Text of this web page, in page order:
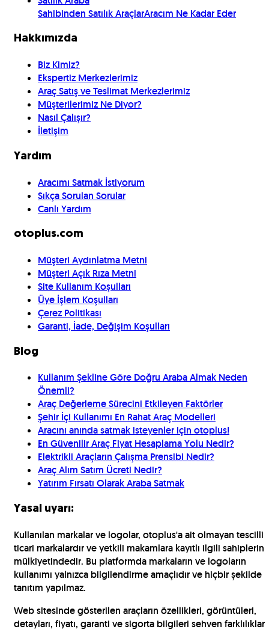
Sahibinden Satılık AraçlarAracım Ne Kadar Eder
Hakkımızda
Biz Kimiz?
Ekspertiz Merkezlerimiz
Araç Satış ve Teslimat Merkezlerimiz
Müşterilerimiz Ne Diyor?
Nasıl Çalışır?
İletişim
Yardım
Aracımı Satmak İstiyorum
Sıkça Sorulan Sorular
Canlı Yardım
otoplus.com
Müşteri Aydınlatma Metni
Müşteri Açık Rıza Metni
Site Kullanım Koşulları
Üye İşlem Koşulları
Çerez Politikası
Garanti, İade, Değişim Koşulları
Blog
Kullanım Şekline Göre Doğru Araba Almak Neden
Önemli?
Araç Değerleme Sürecini Etkileyen Faktörler
Şehir İçi Kullanımı En Rahat Araç Modelleri
Aracını anında satmak isteyenler için otoplus!
En Güvenilir Araç Fiyat Hesaplama Yolu Nedir?
Elektrikli Araçların Çalışma Prensibi Nedir?
Araç Alım Satım Ücreti Nedir?
Yatırım Fırsatı Olarak Araba Satmak
Yasal uyarı:
Kullanılan markalar ve logolar, otoplus'a ait olmayan tescilli
ticari markalardır ve yetkili makamlara kayıtlı ilgili sahiplerin
mülkiyetindedir. Bu platformda markaların ve logoların
kullanımı yalnızca bilgilendirme amaçlıdır ve hiçbir şekilde
tanıtım yapılmaz.
Web sitesinde gösterilen araçların özellikleri, görüntüleri,
detayları, fiyatı, garanti ve sigorta bilgileri sehven farklılıklar